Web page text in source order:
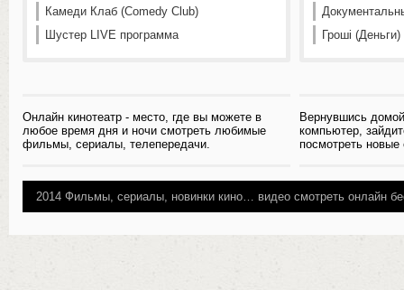
Камеди Клаб (Comedy Club)
Шустер LIVE программа
Онлайн кинотеатр - место, где вы можете в
любое время дня и ночи смотреть любимые
фильмы, сериалы, телепередачи.
Гроші
Вернувшись
компьютер,
посмотреть
2014 Фильмы, сериалы, новинки кино… видео смотреть онлайн